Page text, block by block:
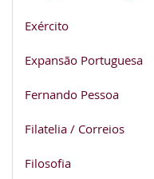
Exército
Expansão Portuguesa
Fernando Pessoa
Filatelia / Correios
Filosofia